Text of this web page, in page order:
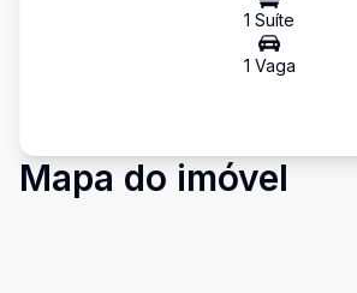
1 Suíte
1 Vaga
Mapa do imóvel